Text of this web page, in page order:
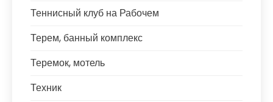
Теннисный клуб на Рабочем
Терем, банный комплекс
Теремок, мотель
Техник